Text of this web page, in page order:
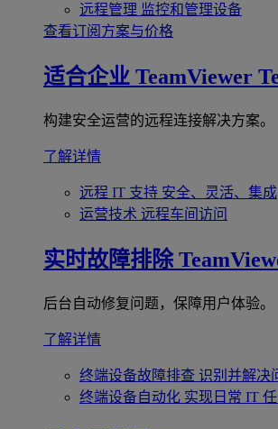
远程管理 监控和管理设备
查看订阅方案与价格
适合企业 TeamViewer
构建安全运营的远程连接解决方案。
了解详情
远程 IT 支持 安全、灵活、集成
运营技术 远程车间访问
实时故障排除
后台自动修复问题，保障用户体验。
了解详情
终端设备故障排查 识别并解决
终端设备自动化 实现日常 IT